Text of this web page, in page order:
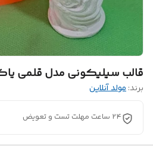
قالب سیلیکونی مدل قلمی
برند:مولد آنلاین
24 ساعت مهلت تست و تعویض